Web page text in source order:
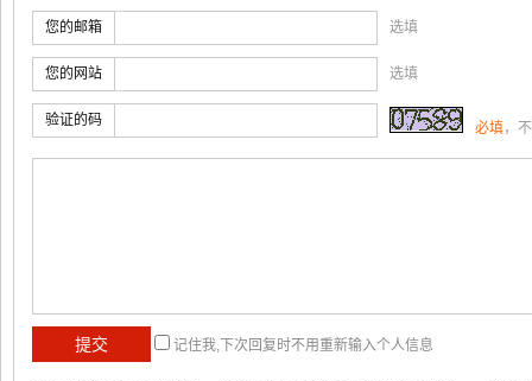
您的邮箱 选填
您的网站 选填
验证的码 必填，
记住我,下次回复时不用重新输入个人信息